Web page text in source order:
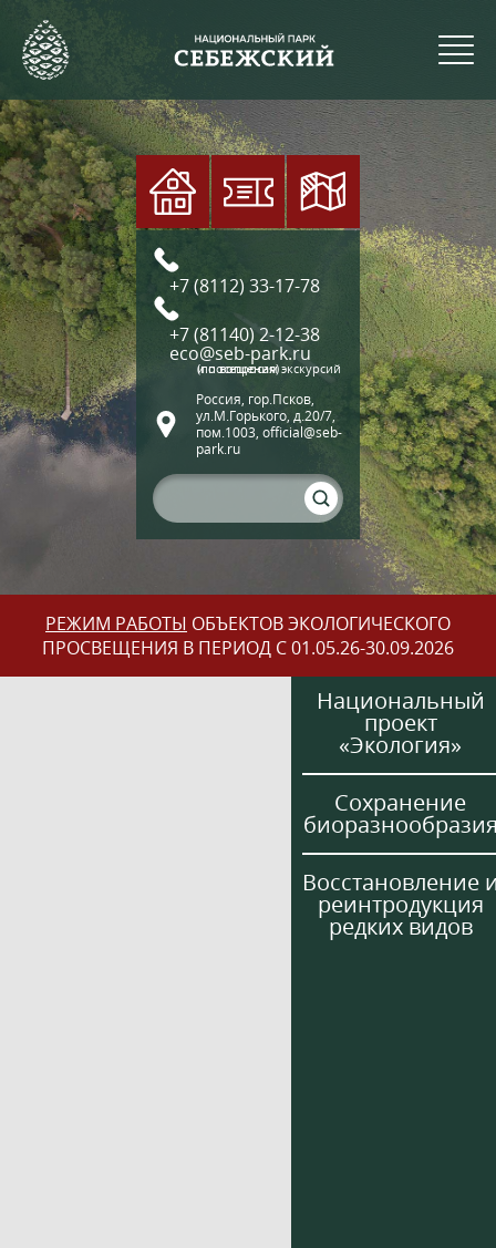
+7 (8112) 33-17-78
+7 (81140) 2-12-38
eco@seb-park.ru
(по вопросам экскурсий и посещения)
Россия, гор.Псков,
ул.М.Горького, д.20/7,
пом.1003, official@seb-
park.ru
РЕЖИМ РАБОТЫ ОБЪЕКТОВ ЭКОЛОГИЧЕСКОГО
ПРОСВЕЩЕНИЯ В ПЕРИОД С 01.05.26-30.09.2026
Национальный
проект
«Экология»
Сохранение
Восстановление
реинтродукция
редких видов